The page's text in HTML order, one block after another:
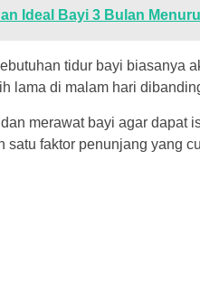
Ideal Bayi 3 Bulan
tidur bayi biasanya
lama di malam hari
merawat bayi agar dapat
satu faktor penunjang yang